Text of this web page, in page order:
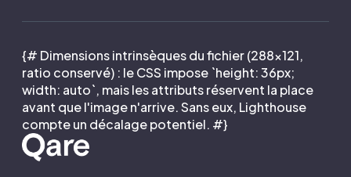
{# Dimensions intrinsèques du fichier (288×121,
ratio conservé) : le CSS impose `height: 36px;
width: auto`, mais les attributs réservent la place
avant que l'image n'arrive. Sans eux, Lighthouse
compte un décalage potentiel. #}